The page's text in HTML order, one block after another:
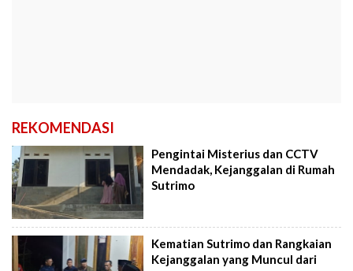
REKOMENDASI
Pengintai Misterius dan CCTV
Mendadak, Kejanggalan di Rumah
Sutrimo
Kematian Sutrimo dan Rangkaian
Kejanggalan yang Muncul dari